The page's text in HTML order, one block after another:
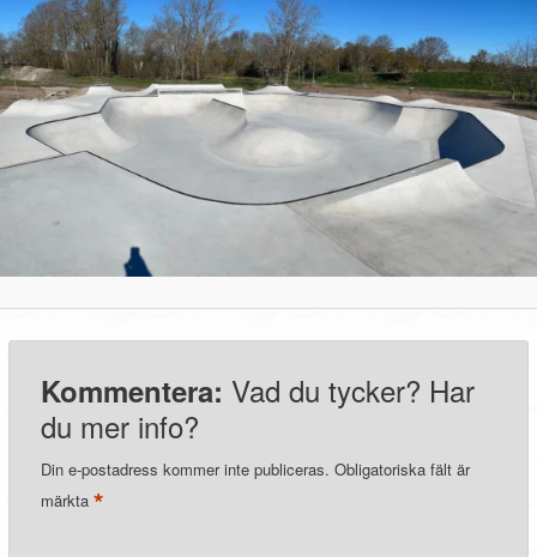
Kommentera: Vad du tycker? Har
du mer info?
Din e-postadress kommer inte publiceras. Obligatoriska fält är
märkta*